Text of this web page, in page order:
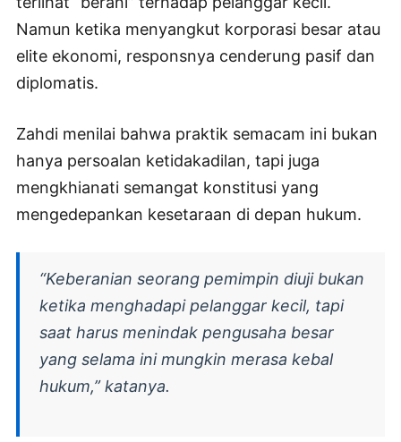
Namun ketika menyangkut korporasi besar atau
elite ekonomi, responsnya cenderung pasif dan
diplomatis.
Zahdi menilai bahwa praktik semacam ini bukan
hanya persoalan ketidakadilan, tapi juga
mengkhianati semangat konstitusi yang
mengedepankan kesetaraan di depan hukum.
“Keberanian seorang pemimpin diuji bukan
ketika menghadapi pelanggar kecil, tapi
saat harus menindak pengusaha besar
yang selama ini mungkin merasa kebal
hukum,” katanya.